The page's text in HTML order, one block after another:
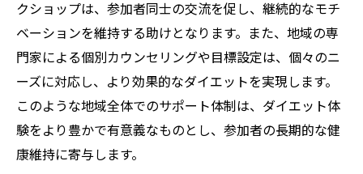
クショップは、参加者同士の交流を促し、継続的なモチ
ベーションを維持する助けとなります。また、地域の専
門家による個別カウンセリングや目標設定は、個々のニ
ーズに対応し、より効果的なダイエットを実現します。
このような地域全体でのサポート体制は、ダイエット体
験をより豊かで有意義なものとし、参加者の長期的な健
康維持に寄与します。